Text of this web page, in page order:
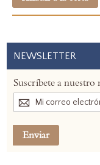
NEWSLETTER
Suscríbete a nuestro
Enviar